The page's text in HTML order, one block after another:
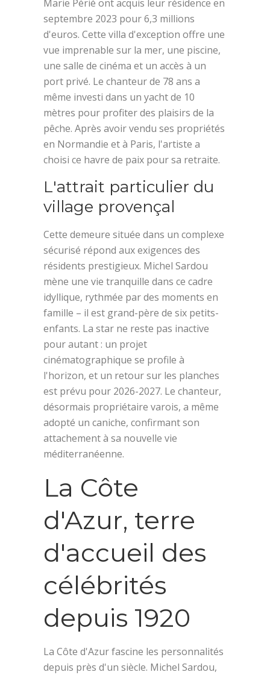
Marie Périé ont acquis leur résidence en
septembre 2023 pour 6,3 millions
d'euros. Cette villa d'exception offre une
vue imprenable sur la mer, une piscine,
une salle de cinéma et un accès à un
port privé. Le chanteur de 78 ans a
même investi dans un yacht de 10
mètres pour profiter des plaisirs de la
pêche. Après avoir vendu ses propriétés
en Normandie et à Paris, l'artiste a
choisi ce havre de paix pour sa retraite.
L'attrait particulier du
village provençal
Cette demeure située dans un complexe
sécurisé répond aux exigences des
résidents prestigieux. Michel Sardou
mène une vie tranquille dans ce cadre
idyllique, rythmée par des moments en
famille – il est grand-père de six petits-
enfants. La star ne reste pas inactive
pour autant : un projet
cinématographique se profile à
l'horizon, et un retour sur les planches
est prévu pour 2026-2027. Le chanteur,
désormais propriétaire varois, a même
adopté un caniche, confirmant son
attachement à sa nouvelle vie
méditerranéenne.
La Côte
d'Azur, terre
d'accueil des
célébrités
depuis 1920
La Côte d'Azur fascine les personnalités
depuis près d'un siècle. Michel Sardou,